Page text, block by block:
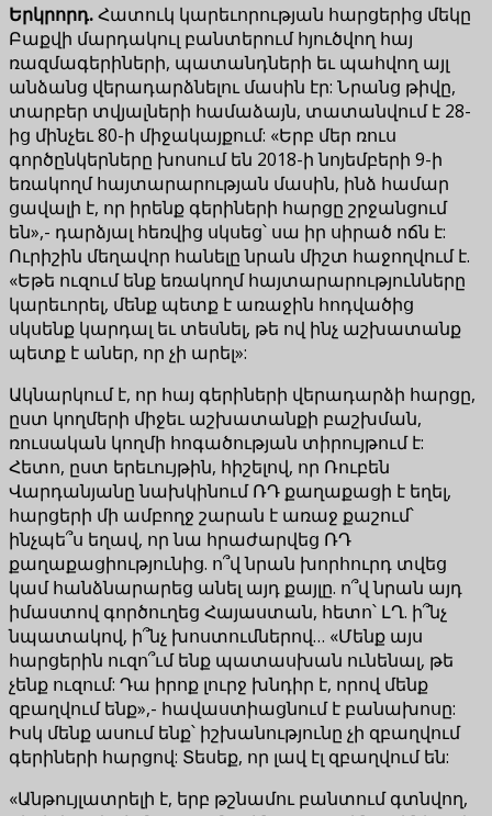
Երկրորդ.Հատուկ կարեւորության հարցերից մեկը
Բաքվի մարդակուլ բանտերում հյուծվող հայ
ռազմագերիների, պատանդների եւ պահվող այլ
անձանց վերադարձնելու մասին էր: Նրանց թիվը,
տարբեր տվյալների համաձայն, տատանվում է 28-
ից մինչեւ 80-ի միջակայքում: «Երբ մեր ռուս
գործընկերները խոսում են 2018-ի նոյեմբերի 9-ի
եռակողմ հայտարարության մասին, ինձ համար
ցավալի է, որ իրենք գերիների հարցը շրջանցում
են»,- դարձյալ հեռվից սկսեց՝ սա իր սիրած ոճն է:
Ուրիշին մեղավոր հանելը նրան միշտ հաջողվում է.
«Եթե ուզում ենք եռակողմ հայտարարությունները
կարեւորել, մենք պետք է առաջին հոդվածից
սկսենք կարդալ եւ տեսնել, թե ով ինչ աշխատանք
պետք է աներ, որ չի արել»:
Ակնարկում է, որ հայ գերիների վերադարձի հարցը,
ըստ կողմերի միջեւ աշխատանքի բաշխման,
ռուսական կողմի հոգածության տիրույթում է:
Հետո, ըստ երեւույթին, հիշելով, որ Ռուբեն
Վարդանյանը նախկինում ՌԴ քաղաքացի է եղել,
հարցերի մի ամբողջ շարան է առաջ քաշում՝
ինչպե՞ս եղավ, որ նա հրաժարվեց ՌԴ
քաղաքացիությունից. ո՞վ նրան խորհուրդ տվեց
կամ հանձնարարեց անել այդ քայլը. ո՞վ նրան այդ
իմաստով գործուղեց Հայաստան, հետո՝ ԼՂ. ի՞նչ
նպատակով, ի՞նչ խոստումներով… «Մենք այս
հարցերին ուզո՞ւմ ենք պատասխան ունենալ, թե
չենք ուզում: Դա իրոք լուրջ խնդիր է, որով մենք
զբաղվում ենք»,- հավաստիացնում է բանախոսը:
Իսկ մենք ասում ենք՝ իշխանությունը չի զբաղվում
գերիների հարցով: Տեսեք, որ լավ էլ զբաղվում են:
«Անթույլատրելի է, երբ թշնամու բանտում գտնվող,